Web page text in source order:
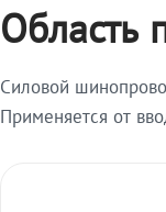
Область
Силовой
Применяется от